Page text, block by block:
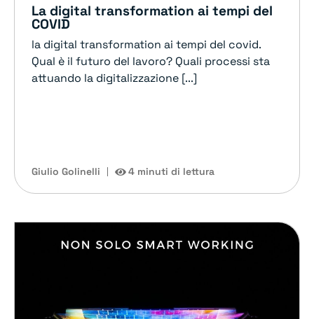
La digital transformation ai tempi del
COVID
la digital transformation ai tempi del covid.
Qual è il futuro del lavoro? Quali processi sta
attuando la digitalizzazione [...]
Giulio Golinelli 4 minuti di lettura